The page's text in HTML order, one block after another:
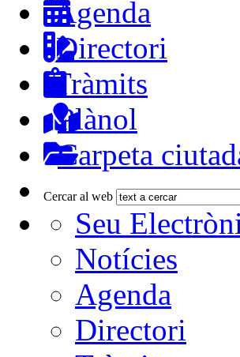
Agenda
Directori
Tràmits
Plànol
Carpeta
Cercar al web
Seu
Notícies
Agenda
Directori